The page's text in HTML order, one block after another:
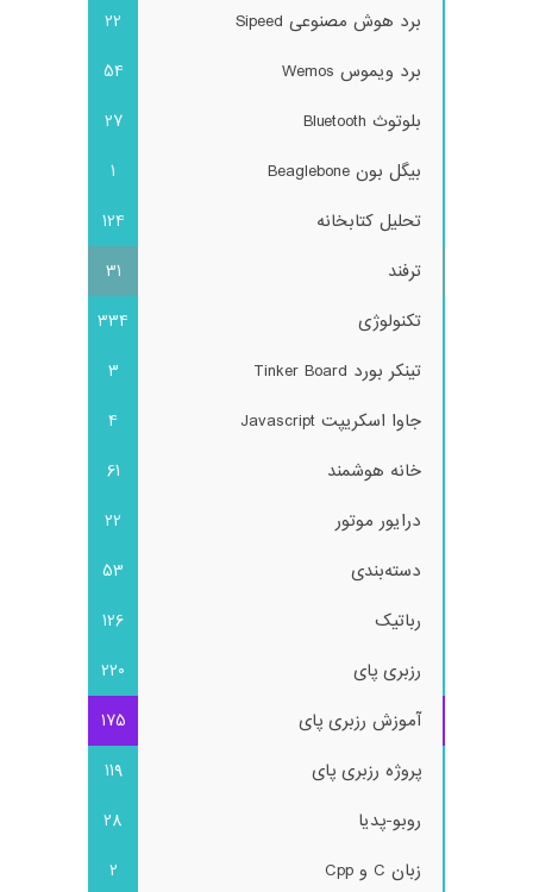
برد هوش مصنوعی Sipeed
22
برد ویموس Wemos
54
بلوتوث Bluetooth
27
بیگل بون Beaglebone
1
تحلیل کتابخانه
124
ترفند
31
تکنولوژی
334
تینکر بورد Tinker Board
3
جاوا اسکریپت Javascript
4
خانه هوشمند
61
درایور موتور
22
دسته‌بندی
53
رباتیک
126
رزبری پای
220
آموزش رزبری پای
175
پروژه رزبری پای
119
روبو-پدیا
28
زبان C و Cpp
2